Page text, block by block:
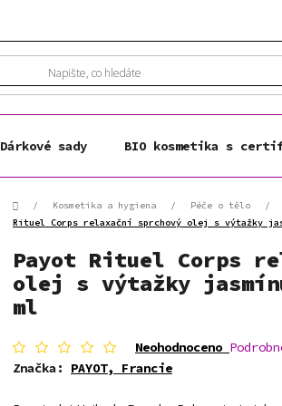
Dárkové sady BIO kosmetika s
Domů/ Kosmetika a hygiena / Péče o tělo /
Rituel Corps relaxační sprchový olej s výtažky
Payot Rituel Corps
olej s výtažky
ml
Průměrné
hodnocení
produktu
Neohodnoceno
Značka: PAYOT, Francie